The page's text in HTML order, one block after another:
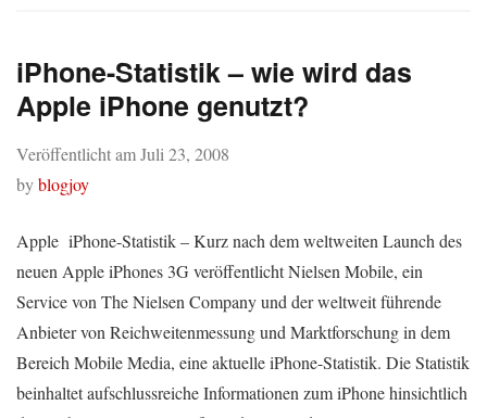
iPhone-Statistik – wie wird das
Apple iPhone genutzt?
Veröffentlicht amJuli 23, 2008
byblogjoy
Apple iPhone-Statistik – Kurz nach dem weltweiten Launch des
neuen Apple iPhones 3G veröffentlicht Nielsen Mobile, ein
Service von The Nielsen Company und der weltweit führende
Anbieter von Reichweitenmessung und Marktforschung in dem
Bereich Mobile Media, eine aktuelle iPhone-Statistik. Die Statistik
beinhaltet aufschlussreiche Informationen zum iPhone hinsichtlich